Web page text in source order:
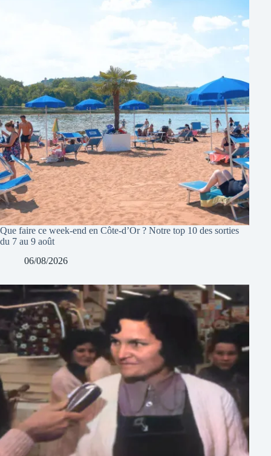
Que faire ce week-end en Côte-d’Or ? Notre top 10 des sorties
du 7 au 9 août
06/08/2026